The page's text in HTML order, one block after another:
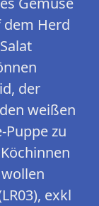
dem Herd
der
weißen
Puppe zu
exkl